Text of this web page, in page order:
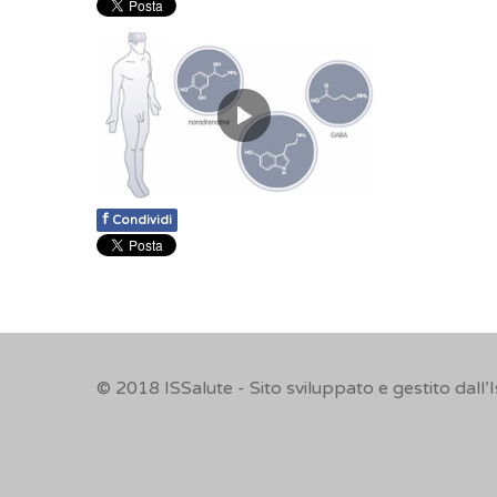
f Condividi
© 2018 ISSalute - Sito sviluppato e gestito